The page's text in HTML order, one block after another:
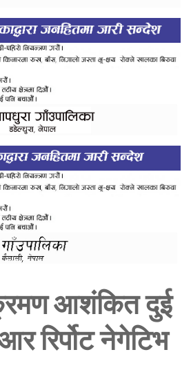
आशंकित दुई
रिर्पोट नेगेटिभ